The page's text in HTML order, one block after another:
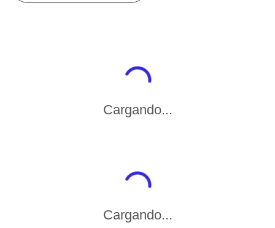
Cargando...
Cargando...